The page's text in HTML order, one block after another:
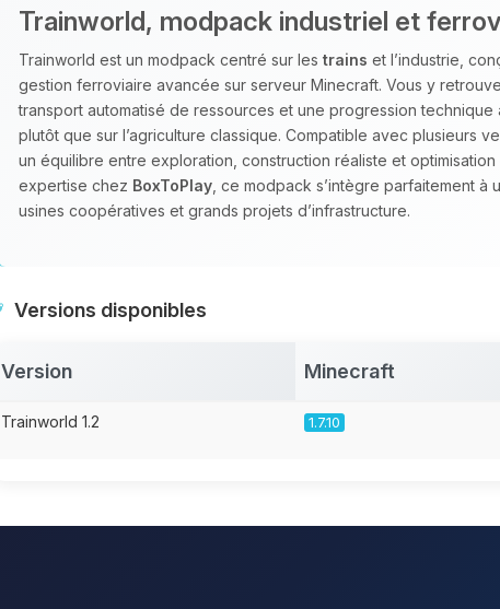
Trainworld, modpack industriel et
Trainworld est un modpack centré sur les trains et l’industrie,
gestion ferroviaire avancée sur serveur Minecraft. Vous y
transport automatisé de ressources et une progression
plutôt que sur l’agriculture classique. Compatible avec plusieurs
un équilibre entre exploration, construction réaliste et
expertise chez BoxToPlay , ce modpack s’intègre parfaitement
usines coopératives et grands projets d’infrastructure.
Versions disponibles
Version Minecraft
Trainworld 1.2 1.7.10